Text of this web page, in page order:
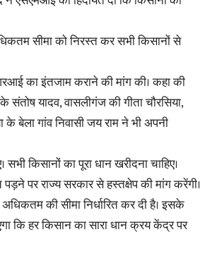
in
Hindi,
Today
सीमा को निरस्त कर सभी किसानों से
का इंतजाम कराने की मांग की। कहा की
संतोष यादव, वासलीगंज की गीता चौरसिया,
बेला गांव निवासी जय राम ने भी अपनी
किसानों का पूरा धान खरीदना चाहिए।
पर राज्य सरकार से हस्तक्षेप की मांग करेंगी।
की सीमा निर्धारित कर दी है। इसके
कि हर किसान का सारा धान क्रय केंद्र पर